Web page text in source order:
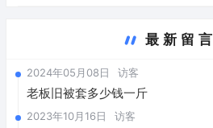
最新留言
2024年05月08日 访客
老板旧被套多少钱一斤
2023年10月16日 访客